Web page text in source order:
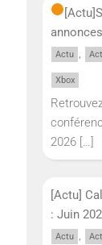
[Actu]
annonces
Actu ,
Xbox
2026 […]
[Actu]
: Juin
Actu ,